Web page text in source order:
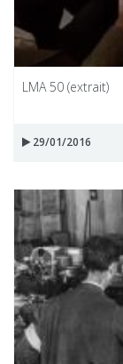
LMA 50 (extrait)
29/01/2016